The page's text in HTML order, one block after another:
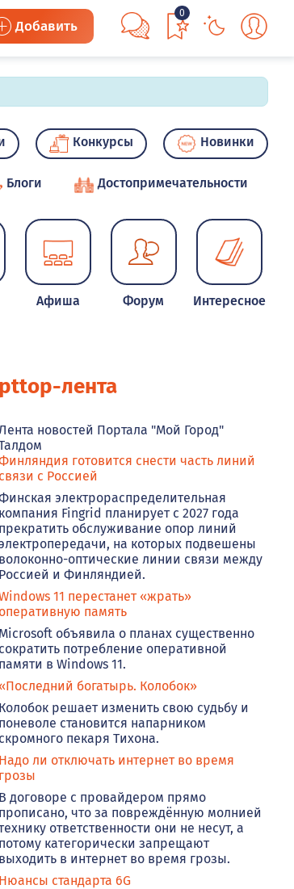
Добавить
0
Конкурсы Новинки
Блоги Достопримечательности
Афиша Форум Интересное
pttop-лента
новостей Портала "Мой Город"
готовится снести часть линий
связи с Россией
электрораспределительная
компания Fingrid планирует с 2027 года
прекратить обслуживание опор линий
на которых подвешены
волоконно-оптические линии связи между
Россией и Финляндией.
11 перестанет «жрать»
оперативную память
Microsoft объявила о планах существенно
сократить потребление оперативной
памяти в Windows 11.
богатырь. Колобок»
Колобок решает изменить свою судьбу и
поневоле становится напарником
скромного пекаря Тихона.
Надо ли отключать интернет во время
грозы
В договоре с провайдером прямо
прописано, что за повреждённую молнией
ответственности они не несут, а
потому категорически запрещают
выходить в интернет во время грозы.
Нюансы стандарта 6G